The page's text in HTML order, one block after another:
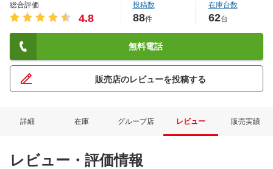
総合評価
4.8
投稿数
88件
在庫台数
62台
無料電話
販売店のレビューを投稿する
詳細 在庫 グループ店 レビュー 販売実績
レビュー・評価情報